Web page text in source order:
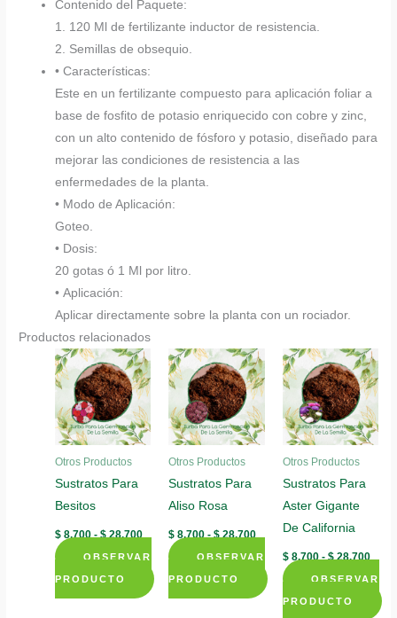
Contenido del Paquete:
1. 120 Ml de fertilizante inductor de resistencia.
2. Semillas de obsequio.
• Características:
Este en un fertilizante compuesto para aplicación foliar a
base de fosfito de potasio enriquecido con cobre y zinc,
con un alto contenido de fósforo y potasio, diseñado para
mejorar las condiciones de resistencia a las
enfermedades de la planta.
• Modo de Aplicación:
Goteo.
• Dosis:
20 gotas ó 1 Ml por litro.
• Aplicación:
Aplicar directamente sobre la planta con un rociador.
Productos relacionados
Otros Productos
Sustratos Para
Besitos
$ 8.700 - $28.700 Rango
precios:
desde
$ 8.700
hasta
OBSERVAR
PRODUCTO
Este
Otros Productos
Sustratos Para
Aliso Rosa
$ 8.700 - $28.700 Rango
precios:
desde
$ 8.700
hasta
OBSERVAR
PRODUCTO
Este
Otros Productos
Sustratos Para
Aster Gigante
De California
$8.700 - $28.700
$
OBSERVAR
PRODUCTO